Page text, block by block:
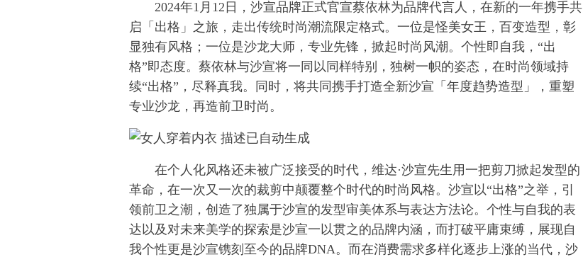
2024年1月12日，沙宣品牌正式官宣蔡依林为品牌代言人，在新的一年携手共
启「出格」之旅，走出传统时尚潮流限定格式。一位是怪美女王，百变造型，彰
显独有风格；一位是沙龙大师，专业先锋，掀起时尚风潮。个性即自我，“出
格”即态度。蔡依林与沙宣将一同以同样特别，独树一帜的姿态，在时尚领域持
续“出格”，尽释真我。同时，将共同携手打造全新沙宣「年度趋势造型」，重塑
专业沙龙，再造前卫时尚。
在个人化风格还未被广泛接受的时代，维达·沙宣先生用一把剪刀掀起发型的
革命，在一次又一次的裁剪中颠覆整个时代的时尚风格。沙宣以“出格”之举，引
领前卫之潮，创造了独属于沙宣的发型审美体系与表达方法论。个性与自我的表
达以及对未来美学的探索是沙宣一以贯之的品牌内涵，而打破平庸束缚，展现自
我个性更是沙宣镌刻至今的品牌DNA。而在消费需求多样化逐步上涨的当代，沙